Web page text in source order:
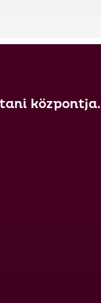
központja.